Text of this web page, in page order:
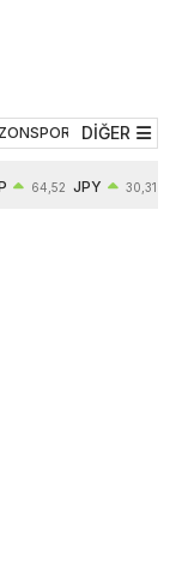
TEKNOLOJİ
DİĞER
64,52 JPY 30,31